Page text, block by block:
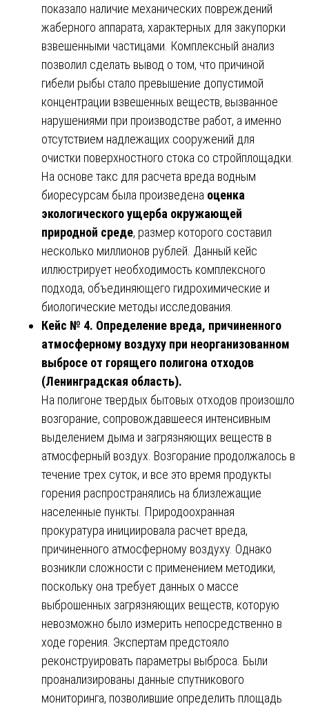
показало наличие механических повреждений
жаберного аппарата, характерных для закупорки
взвешенными частицами. Комплексный анализ
позволил сделать вывод о том, что причиной
гибели рыбы стало превышение допустимой
концентрации взвешенных веществ, вызванное
нарушениями при производстве работ, а именно
отсутствием надлежащих сооружений для
очистки поверхностного стока со стройплощадки.
На основе такс для расчета вреда водным
биоресурсам была произведена оценка
экологического ущерба окружающей
природной среде, размер которого составил
несколько миллионов рублей. Данный кейс
иллюстрирует необходимость комплексного
подхода, объединяющего гидрохимические и
биологические методы исследования.
Кейс № 4. Определение вреда, причиненного
атмосферному воздуху при неорганизованном
выбросе от горящего полигона отходов
(Ленинградская область).
На полигоне твердых бытовых отходов произошло
возгорание, сопровождавшееся интенсивным
выделением дыма и загрязняющих веществ в
атмосферный воздух. Возгорание продолжалось в
течение трех суток, и все это время продукты
горения распространялись на близлежащие
населенные пункты. Природоохранная
прокуратура инициировала расчет вреда,
причиненного атмосферному воздуху. Однако
возникли сложности с применением методики,
поскольку она требует данных о массе
выброшенных загрязняющих веществ, которую
невозможно было измерить непосредственно в
ходе горения. Экспертам предстояло
реконструировать параметры выброса. Были
проанализированы данные спутникового
мониторинга, позволившие определить площадь